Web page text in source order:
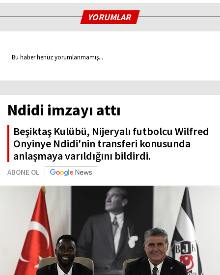
YORUMLAR
Bu haber henüz yorumlanmamış...
Ndidi imzayı attı
Beşiktaş Kulübü, Nijeryalı futbolcu Wilfred
Onyinye Ndidi'nin transferi konusunda
anlaşmaya varıldığını bildirdi.
ABONE OL